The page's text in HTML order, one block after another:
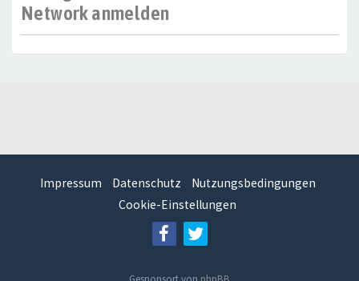
Network anmelden
Impressum Datenschutz
Nutzungsbedingungen
Cookie-Einstellungen